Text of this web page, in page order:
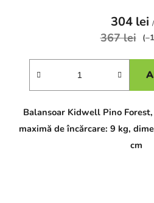
304 lei
367 lei
Balansoar Kidwell Pino
maximă de încărcare: 9 kg,
cm